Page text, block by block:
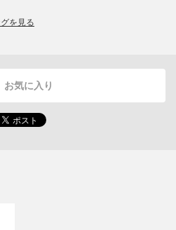
を見る
お気に入り